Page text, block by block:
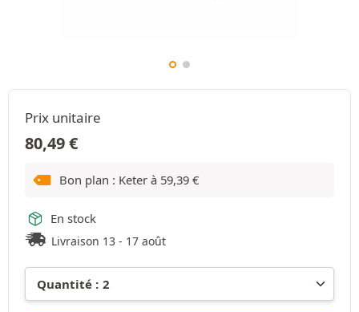
Prix unitaire
80,49€
Bon plan : Keter à 59,39 €
En stock
Livraison 13 - 17 août